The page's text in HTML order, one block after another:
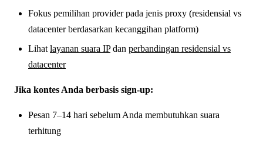
Fokus pemilihan provider pada jenis proxy (residensial vs
datacenter berdasarkan kecanggihan platform)
Lihat layanan suara IPdan perbandingan residensial vs
datacenter
Jika kontes Anda berbasis sign-up:
Pesan 7–14 hari sebelum Anda membutuhkan suara
terhitung